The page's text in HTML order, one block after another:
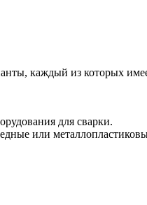
каждый из которых
для сварки.
или